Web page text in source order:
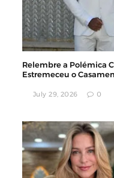
Relembre a Polémica
Estremeceu o
July 29, 2026 0